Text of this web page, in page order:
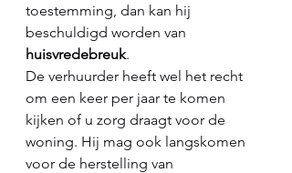
toestemming, dan kan hij
beschuldigd worden van
huisvredebreuk.
De verhuurder heeft wel het recht
om een keer per jaar te komen
kijken of u zorg draagt voor de
woning. Hij mag ook langskomen
voor de herstelling van